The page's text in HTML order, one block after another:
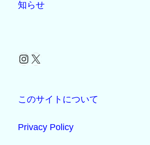
知らせ
Instagram
X
このサイトについて
Privacy Policy